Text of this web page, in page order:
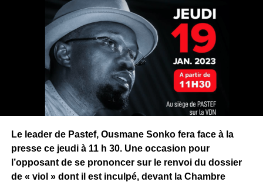
Le leader de Pastef, Ousmane Sonko fera face à la
presse ce jeudi à 11 h 30. Une occasion pour
l’opposant de se prononcer sur le renvoi du dossier
de « viol » dont il est inculpé, devant la Chambre